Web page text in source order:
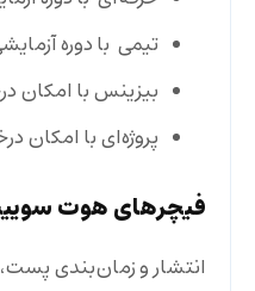
تیمی با دوره آزمایشی
بیزینس با امکان
پروژه‌ای با امکان
فیچرهای هوت
انتشار و زمان‌بندی